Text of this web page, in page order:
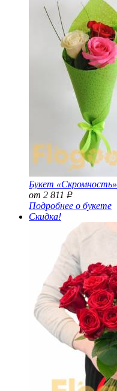
Букет «Скромность»
от 2 811
Р
Подробнее о букете
Скидка!